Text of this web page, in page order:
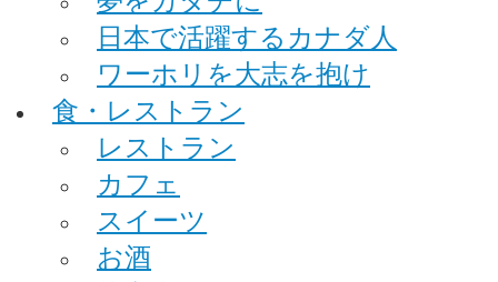
日本で活躍するカナダ人
ワーホリを大志を抱け
食・レストラン
レストラン
カフェ
スイーツ
お酒